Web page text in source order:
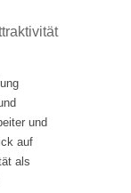
und
auf
als